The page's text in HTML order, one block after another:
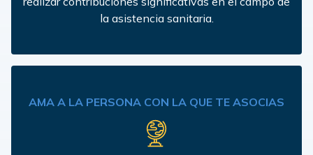
la asistencia sanitaria.
AMA A LA PERSONA CON LA QUE TE ASOCIAS